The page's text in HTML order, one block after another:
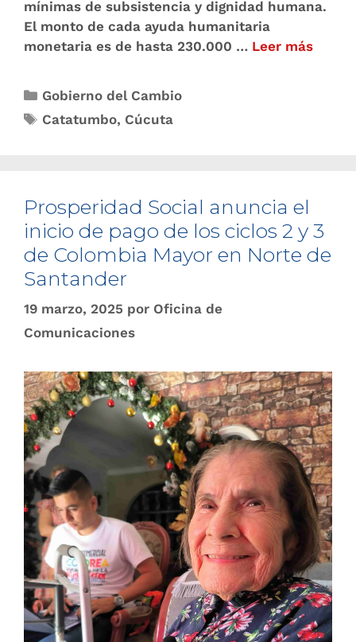
mínimas de subsistencia y dignidad humana.
El monto de cada ayuda humanitaria
monetaria es de hasta 230.000 … Leer más
Gobierno del Cambio
Catatumbo, Cúcuta
Prosperidad Social anuncia el
inicio de pago de los ciclos 2 y 3
de Colombia Mayor en Norte de
Santander
19 marzo, 2025 por Oficina de
Comunicaciones